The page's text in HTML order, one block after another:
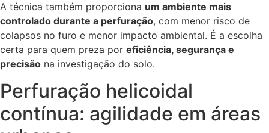
A técnica também proporciona um ambiente mais
controlado durante a perfuração, com menor risco de
colapsos no furo e menor impacto ambiental. É a escolha
certa para quem preza por eficiência, segurança e
precisão na investigação do solo.
Perfuração helicoidal
contínua: agilidade em áreas